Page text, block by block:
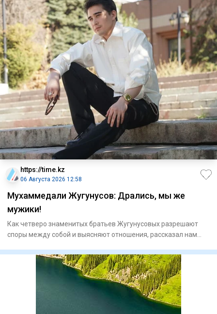
https://time.kz
06 Августа 2026 12:58
Мухаммедали Жугунусов: Дрались, мы же
мужики!
Как четверо знаменитых братьев Жугунусовых разрешают
споры между собой и выясняют отношения, рассказал нам